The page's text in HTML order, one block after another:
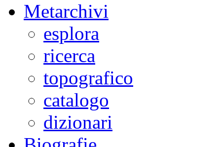
Metarchivi
esplora
ricerca
topografico
catalogo
dizionari